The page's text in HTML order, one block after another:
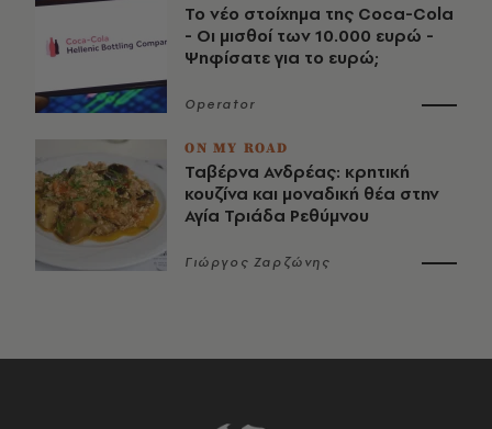
Το νέο στοίχημα της Coca-Cola
- Οι μισθοί των 10.000 ευρώ -
Ψηφίσατε για το ευρώ;
Operator
ON MY ROAD
Ταβέρνα Ανδρέας: κρητική
κουζίνα και μοναδική θέα στην
Αγία Τριάδα Ρεθύμνου
Γιώργος Ζαρζώνης